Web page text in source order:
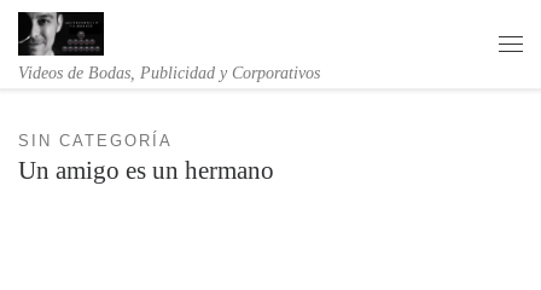
Saltar al contenido
Videos de Bodas, Publicidad y Corporativos
SIN CATEGORÍA
Un amigo es un hermano